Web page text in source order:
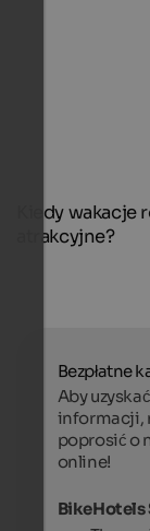
Kiedy
atrakcyjne?
Bezpłatne
Aby
informacji,
poprosić o
online!